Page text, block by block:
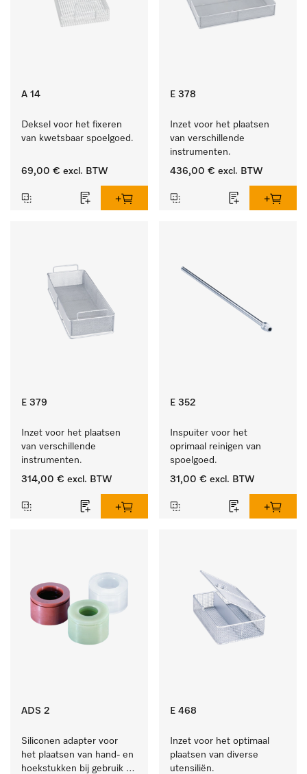
A 14
Deksel voor het fixeren
van kwetsbaar spoelgoed.
69,00 € excl. BTW
E 378
Inzet voor het plaatsen
van verschillende
instrumenten.
436,00 € excl. BTW
E 379
Inzet voor het plaatsen
van verschillende
instrumenten.
314,00 € excl. BTW
E 352
Inspuiter voor het
oprimaal reinigen van
spoelgoed.
31,00 € excl. BTW
ADS 2
Siliconen adapter voor
het plaatsen van hand- en
hoekstukken bij gebruik
E 468
Inzet voor het optimaal
plaatsen van diverse
utensiliën.